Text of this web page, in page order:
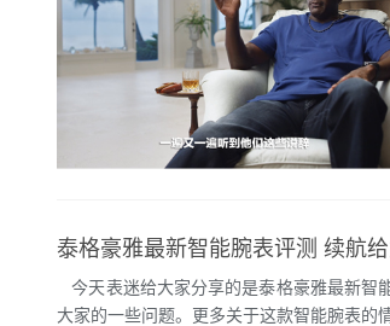
泰格豪雅最新智能腕表评测 续航给
今天表迷给大家分享的是泰格豪雅最新智
大家的一些问题。更多关于这款智能腕表的